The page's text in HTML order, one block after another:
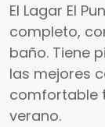
El Lagar El
completo,
baño. Tiene
las mejores
comfortable
verano.